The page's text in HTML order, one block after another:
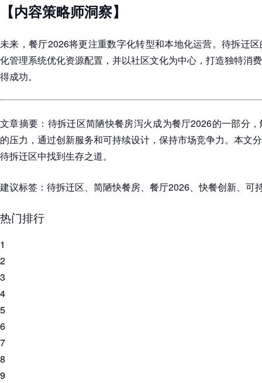
【内容策略师洞察】
未来，餐厅2026将更注重数字化转型和本地化运营。待拆迁
化管理系统优化资源配置，并以社区文化为中心，打造独特消
得成功。
文章摘要：待拆迁区简陋快餐房泻火成为餐厅2026的一部分
的压力，通过创新服务和可持续设计，保持市场竞争力。本文
待拆迁区中找到生存之道。
建议标签：待拆迁区、简陋快餐房、餐厅2026、快餐创新、可
热门排行
1
2
3
4
5
6
7
8
9